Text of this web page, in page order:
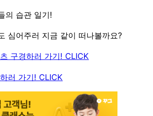
의 습관 일기!
심어주러 지금 같이 떠나볼까요?
구경하러 가기! CLICK
러 가기! CLICK